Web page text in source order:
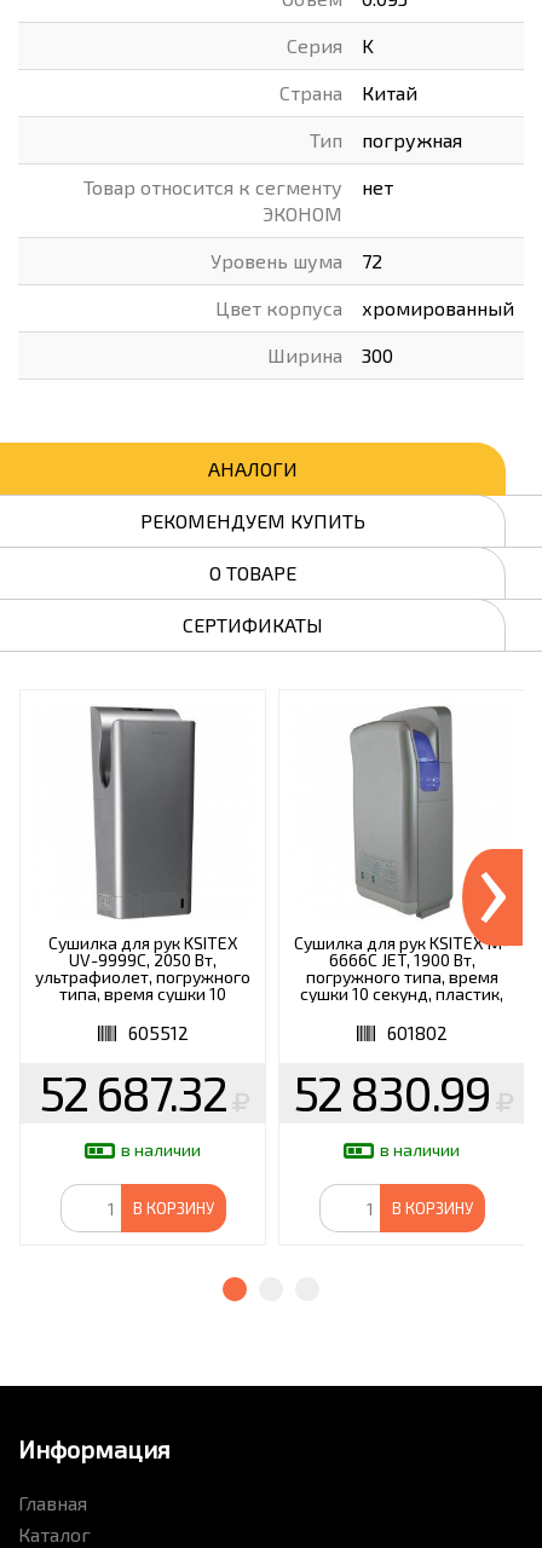
Серия K
Страна Китай
Тип погружная
Товар относится к сегменту
ЭКОНОМ
нет
Уровень шума 72
Цвет корпуса хромированный
Ширина 300
АНАЛОГИ
РЕКОМЕНДУЕМ КУПИТЬ
О ТОВАРЕ
СЕРТИФИКАТЫ
Сушилка для рук KSITEX
UV-9999C, 2050 Вт,
ультрафиолет, погружного
типа, время сушки 10
серебристая
605512
52 687.32
в наличии
В КОРЗИНУ
Сушилка для рук KSITEX M-
6666С JET, 1900 Вт,
погружного типа, время
сушки 10 секунд, пластик,
601802
52 830.99
в наличии
В КОРЗИНУ
›
Информация
Главная
Каталог